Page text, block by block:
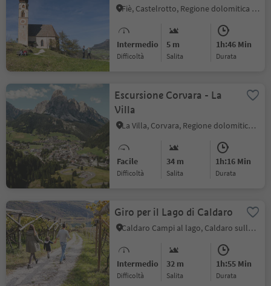
Fiè, Castelrotto, Regione dolomitica Alpe di Siusi
Intermedio
Difficoltà
5 m
Salita
1h:46 Min
durata
Escursione Corvara - La
Villa
La Villa, Corvara, Regione dolomitica Alta Badia
Facile
Difficoltà
34 m
Salita
1h:16 Min
durata
Giro per il Lago di Caldaro
Caldaro Campi al lago, Caldaro sulla Strada del Vino, Strada del Vino
Intermedio
Difficoltà
32 m
Salita
1h:55 Min
durata